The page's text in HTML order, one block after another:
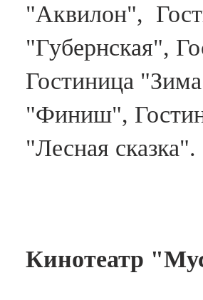
"Аквилон",
"Губернская",
Гостиница
"Финиш",
"Лесная сказка".
Кинотеатр